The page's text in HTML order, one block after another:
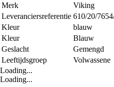
Merk
Viking
Leveranciersreferentie 610/20/
Kleur
blauw
Kleur
Blauw
Geslacht
Gemengd
Leeftijdsgroep
Volwassene
Loading...
Loading...